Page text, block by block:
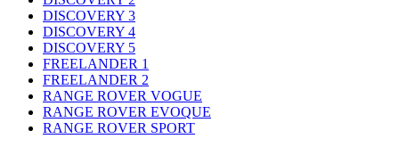
DISCOVERY 3
DISCOVERY 4
DISCOVERY 5
FREELANDER 1
FREELANDER 2
RANGE ROVER VOGUE
RANGE ROVER EVOQUE
RANGE ROVER SPORT